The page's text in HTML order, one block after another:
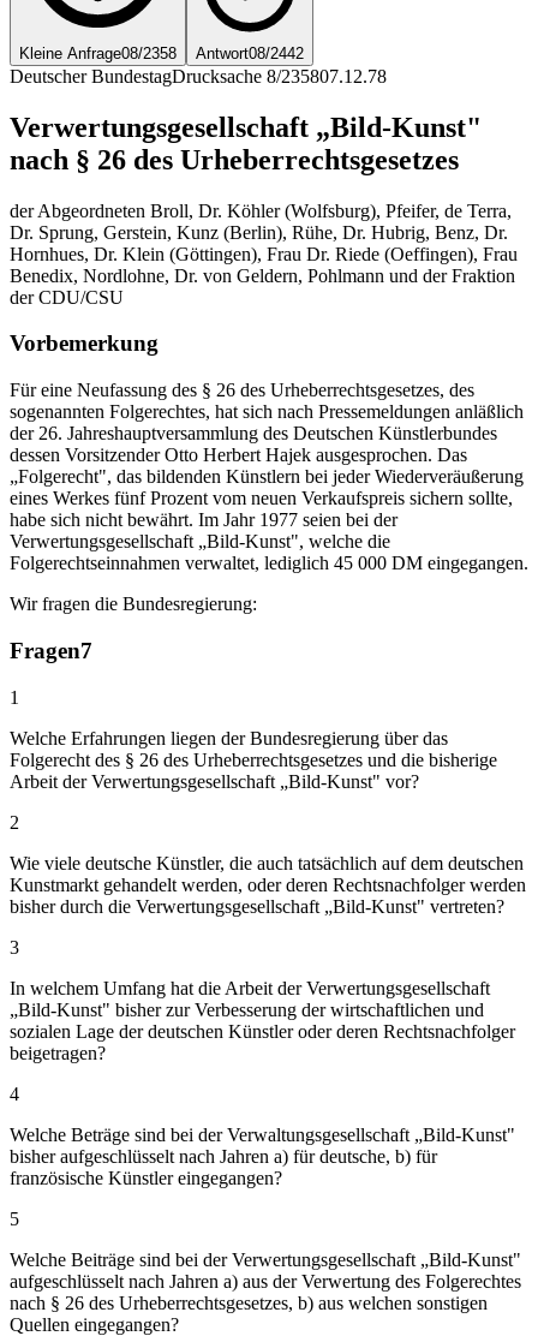
Kleine Anfrage08/2358 Antwort08/2442
Deutscher BundestagDrucksache 8/235807.12.78
Verwertungsgesellschaft „Bild-Kunst"
nach § 26 des Urheberrechtsgesetzes
der Abgeordneten Broll, Dr. Köhler (Wolfsburg), Pfeifer, de Terra,
Dr. Sprung, Gerstein, Kunz (Berlin), Rühe, Dr. Hubrig, Benz, Dr.
Hornhues, Dr. Klein (Göttingen), Frau Dr. Riede (Oeffingen), Frau
Benedix, Nordlohne, Dr. von Geldern, Pohlmann und der Fraktion
der CDU/CSU
Vorbemerkung
Für eine Neufassung des § 26 des Urheberrechtsgesetzes, des
sogenannten Folgerechtes, hat sich nach Pressemeldungen anläßlich
der 26. Jahreshauptversammlung des Deutschen Künstlerbundes
dessen Vorsitzender Otto Herbert Hajek ausgesprochen. Das
„Folgerecht", das bildenden Künstlern bei jeder Wiederveräußerung
eines Werkes fünf Prozent vom neuen Verkaufspreis sichern sollte,
habe sich nicht bewährt. Im Jahr 1977 seien bei der
Verwertungsgesellschaft „Bild-Kunst", welche die
Folgerechtseinnahmen verwaltet, lediglich 45 000 DM eingegangen.
Wir fragen die Bundesregierung:
Fragen7
1
Welche Erfahrungen liegen der Bundesregierung über das
Folgerecht des § 26 des Urheberrechtsgesetzes und die bisherige
Arbeit der Verwertungsgesellschaft „Bild-Kunst" vor?
2
Wie viele deutsche Künstler, die auch tatsächlich auf dem deutschen
Kunstmarkt gehandelt werden, oder deren Rechtsnachfolger werden
bisher durch die Verwertungsgesellschaft „Bild-Kunst" vertreten?
3
In welchem Umfang hat die Arbeit der Verwertungsgesellschaft
„Bild-Kunst" bisher zur Verbesserung der wirtschaftlichen und
sozialen Lage der deutschen Künstler oder deren Rechtsnachfolger
beigetragen?
4
Welche Beträge sind bei der Verwaltungsgesellschaft „Bild-Kunst"
bisher aufgeschlüsselt nach Jahren a) für deutsche, b) für
französische Künstler eingegangen?
5
Welche Beiträge sind bei der Verwertungsgesellschaft „Bild-Kunst"
aufgeschlüsselt nach Jahren a) aus der Verwertung des Folgerechtes
nach § 26 des Urheberrechtsgesetzes, b) aus welchen sonstigen
Quellen eingegangen?